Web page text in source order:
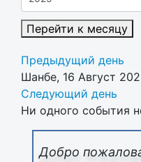
Добро
Перейти к месяцу
Предыдущий день
Шанбе, 16 Август
Следующий день
Ни одного события